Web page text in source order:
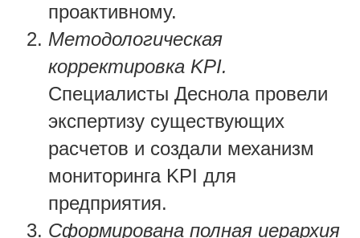
проактивному.
Методологическая
корректировка KPI.
Специалисты Деснола провели
экспертизу существующих
расчетов и создали механизм
мониторинга KPI для
предприятия.
Сформирована полная иерархия